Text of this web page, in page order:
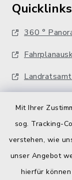
Mit Ihrer
sog. Tracking-
verstehen, wie
unser Angebot
hierfür
Quicklinks
360 °